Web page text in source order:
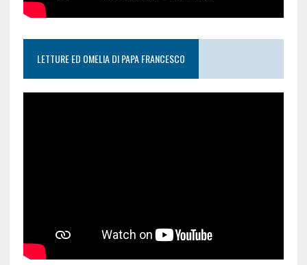
LETTURE ED OMELIA DI PAPA FRANCESCO